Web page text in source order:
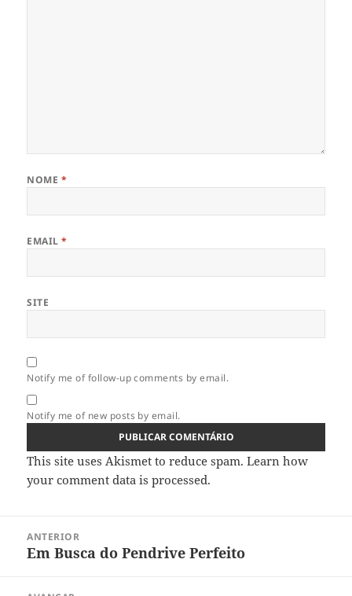
NOME *
EMAIL*
SITE
Notify me of follow-up comments by email.
Notify me of new posts by email.
This site uses Akismet to reduce spam.Learn how
your comment data is processed.
artigos
ANTERIOR
Artigo
Em Busca do Pendrive Perfeito